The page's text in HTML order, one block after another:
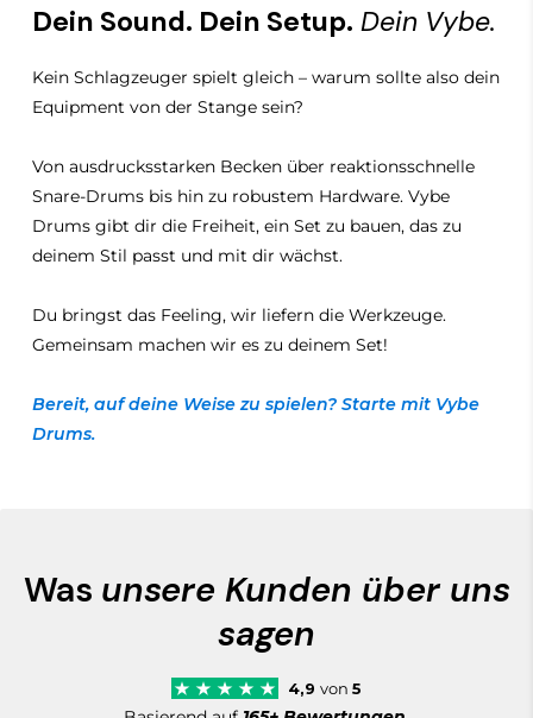
Dein Sound. Dein Setup. Dein Vybe.
Kein Schlagzeuger spielt gleich – warum sollte also dein
Equipment von der Stange sein?
Von ausdrucksstarken Becken über reaktionsschnelle
Snare-Drums bis hin zu robustem Hardware. Vybe
Drums gibt dir die Freiheit, ein Set zu bauen, das zu
deinem Stil passt und mit dir wächst.
Du bringst das Feeling, wir liefern die Werkzeuge.
Gemeinsam machen wir es zu deinem Set!
Bereit, auf deine Weise zu spielen? Starte mit Vybe
Drums.
Was unsere Kunden über uns
sagen
4,9 von 5